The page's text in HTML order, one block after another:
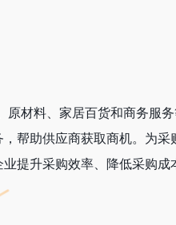
材料、家居百货和商务服
帮助供应商获取商机。为采
提升采购效率、降低采购成